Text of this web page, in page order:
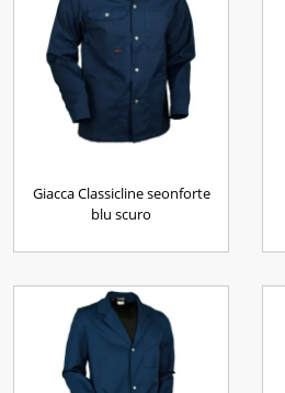
Giacca Classicline seonforte
blu scuro